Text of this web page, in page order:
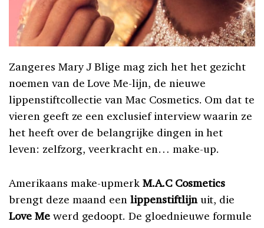
Zangeres Mary J Blige mag zich het het gezicht
noemen van de Love Me-lijn, de nieuwe
lippenstiftcollectie van Mac Cosmetics. Om dat te
vieren geeft ze een exclusief interview waarin ze
het heeft over de belangrijke dingen in het
leven: zelfzorg, veerkracht en… make-up.
Amerikaans make-upmerkM.A.C Cosmetics
brengt deze maand eenlippenstiftlijnuit, die
Love Mewerd gedoopt. De gloednieuwe formule